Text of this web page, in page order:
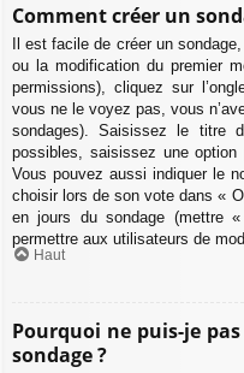
Comment créer un
Il est facile de créer un
ou la modification du premier
permissions), cliquez sur
vous ne le voyez pas, vous
sondages). Saisissez le titre
possibles, saisissez une option
Vous pouvez aussi indiquer le
choisir lors de son vote dans «
en jours du sondage (mettre
permettre aux utilisateurs de
Haut
Pourquoi ne puis-je
sondage ?